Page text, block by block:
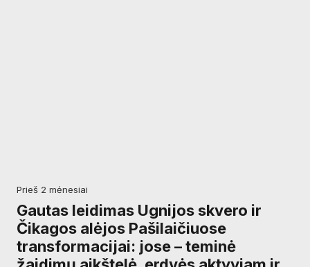
prieš 2 mėnesiai
Gautas leidimas Ugnijos skvero ir
Čikagos alėjos Pašilaičiuose
transformacijai: jose – teminė